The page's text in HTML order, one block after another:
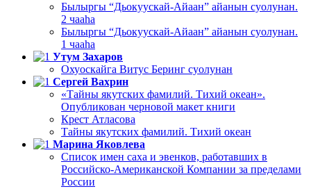
Былыргы “Дьокуускай-Айаан” айанын суолунан.
2 чааһа
Былыргы “Дьокуускай-Айаан” айанын суолунан.
1 чааһа
Утум Захаров
Охуоскайга Витус Беринг суолунан
Сергей Вахрин
«Тайны якутских фамилий. Тихий океан».
Опубликован черновой макет книги
Крест Атласова
Тайны якутских фамилий. Тихий океан
Марина Яковлева
Список имен саха и эвенков, работавших в
Российско-Американской Компании за пределами
России